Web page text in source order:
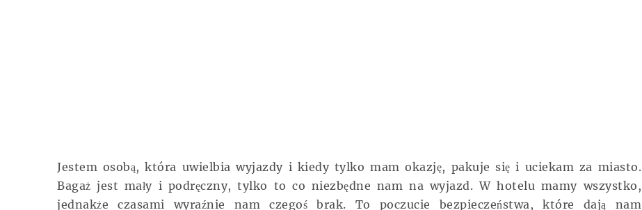
Jestem osobą,która uwielbia wyjazdy i kiedy tylko mam okazję, pakuje się i uciekam za miasto.
Bagaż jest mały i podręczny, tylko to co niezbędne nam na wyjazd. W hotelu mamy wszystko,
jednakże czasami wyraźnie nam czegoś brak. To poczucie bezpieczeństwa, które dają nam